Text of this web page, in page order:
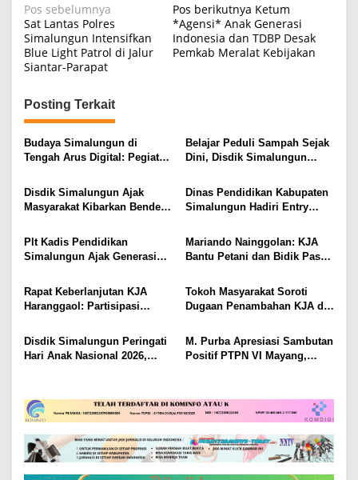
N
a
v
g
a
s
p
o
s
Pos sebelumnya
Sat Lantas Polres
Simalungun Intensifkan
Blue Light Patrol di Jalur
Siantar-Parapat
Pos berikutnya Ketum
*Agensi* Anak Generasi
Indonesia dan TDBP Desak
Pemkab Meralat Kebijakan
Posting Terkait
Budaya Simalungun di
Tengah Arus Digital: Pegiat
Generasi Muda Menjaga
Identitas Leluhur
Belajar Peduli Sampah Sejak
Dini, Disdik Simalungun
Berwawasan Lingkungan
Disdik Simalungun Ajak
Masyarakat Kibarkan Bendera
Agustus 2026
Dinas Pendidikan Kabupaten
Simalungun Hadiri Entry
Simalungun, Perkuat Sinergi
dan Tata Kelola Pemerintahan
Plt Kadis Pendidikan
Simalungun Ajak Generasi
Pengabdian TNI AU di Hari
Bakti ke-79
Mariando Nainggolan: KJA
Bantu Petani dan Bidik Pasar
AMPH dan Dearma Tegaskan
Penataan Harus Mengacu
Data 2023
Rapat Keberlanjutan KJA
Haranggaol: Partisipasi
Terwujud
Tokoh Masyarakat Soroti
Dugaan Penambahan KJA di
Evaluasi Berbasis Data 2023
Disdik Simalungun Peringati
Hari Anak Nasional 2026,
dan Berkarakter
M. Purba Apresiasi Sambutan
Positif PTPN VI Mayang,